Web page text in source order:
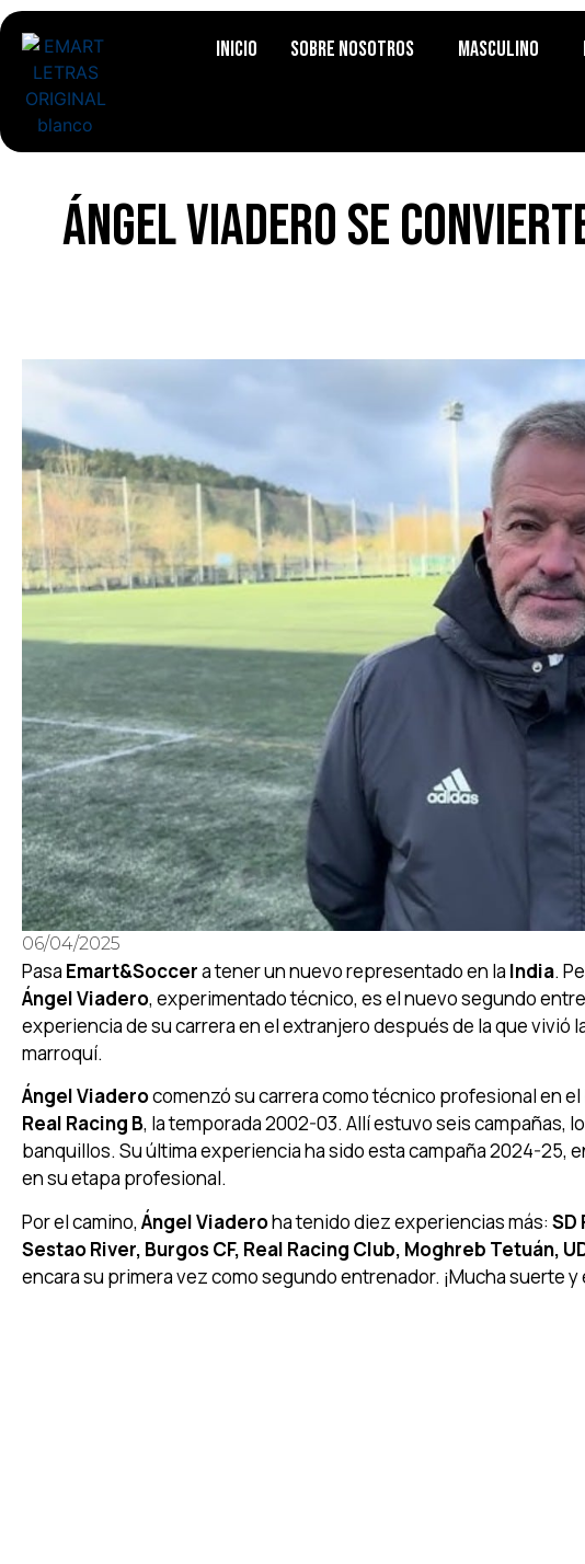
Inicio Sobre Nosotros Masculino
Ángel Viadero se
06/04/2025
Pasa Emart&Soccera tener un nuevo representado en la India.
Ángel Viadero, experimentado técnico, es el nuevo segundo
experiencia de su carrera en el extranjero después de la que vivió
marroquí.
Ángel Viaderocomenzó su carrera como técnico profesional en
Real Racing B, la temporada 2002-03. Allí estuvo seis campañas,
banquillos. Su última experiencia ha sido esta campaña 2024-25,
en su etapa profesional.
Por el camino, Ángel Viaderoha tenido diez experiencias más: SD
Sestao River, Burgos CF, Real Racing Club, Moghreb Tetuán,
encara su primera vez como segundo entrenador. ¡Mucha suerte y